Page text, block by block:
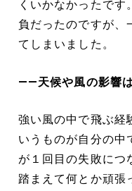
くいかなかったで
負だったのですが、
てしまいました。
――天候や風の影響
強い風の中で飛ぶ経
いうものが自分の中
が１回目の失敗につ
踏まえて何とか頑張